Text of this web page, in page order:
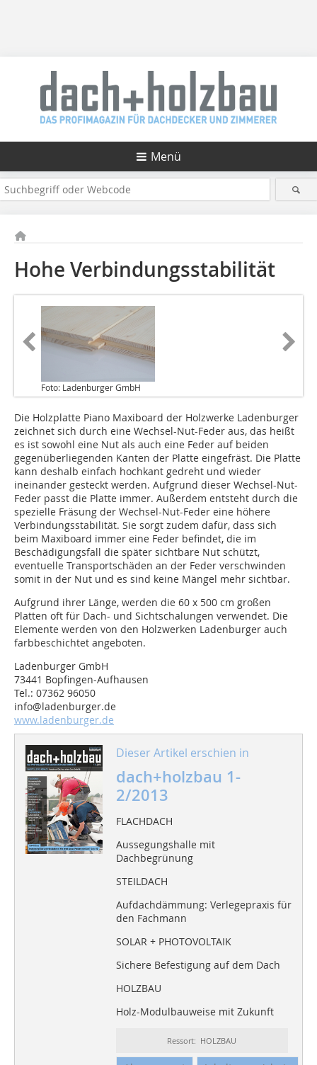
Menü
Hohe Verbindungsstabilität
Foto: Ladenburger GmbH
Die Holzplatte Piano Maxiboard der Holzwerke Ladenburger
zeichnet sich durch eine Wechsel-Nut-Feder aus, das heißt
es ist sowohl eine Nut als auch eine Feder auf beiden
gegenüberliegenden Kanten der Platte eingefräst. Die Platte
kann deshalb einfach hochkant gedreht und wieder
ineinander gesteckt werden. Aufgrund dieser Wechsel-Nut-
Feder passt die Platte immer. Außerdem entsteht durch die
spezielle Fräsung der Wechsel-Nut-Feder eine höhere
Verbindungsstabilität. Sie sorgt zudem dafür, dass sich
beim Maxiboard immer eine Feder befindet, die im
Beschädigungsfall die später sichtbare Nut schützt,
eventuelle Transportschäden an der Feder verschwinden
somit in der Nut und es sind keine Mängel mehr sichtbar.
Aufgrund ihrer Länge, werden die 60 x 500 cm großen
Platten oft für Dach- und Sichtschalungen verwendet. Die
Elemente werden von den Holzwerken Ladenburger auch
farbbeschichtet angeboten.
Ladenburger GmbH
73441 Bopfingen-Aufhausen
Tel.: 07362 96050
info@ladenburger.de
www.ladenburger.de
Dieser Artikel erschien in
dach+holzbau 1-
2/2013
FLACHDACH
Aussegungshalle mit
Dachbegrünung
STEILDACH
Aufdachdämmung: Verlegepraxis für
den Fachmann
SOLAR + PHOTOVOLTAIK
Sichere Befestigung auf dem Dach
HOLZBAU
Holz-Modulbauweise mit Zukunft
Ressort: HOLZBAU